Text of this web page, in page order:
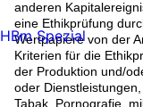
anderen
eine Ethikprüfung
Wertpapiere von der
Kriterien für die
der Produktion und/
oder
Tabak, Pornografie,
HBm Spezial